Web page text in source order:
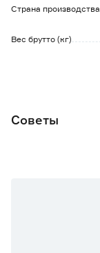
Страна производства
Вес брутто (кг)
Советы